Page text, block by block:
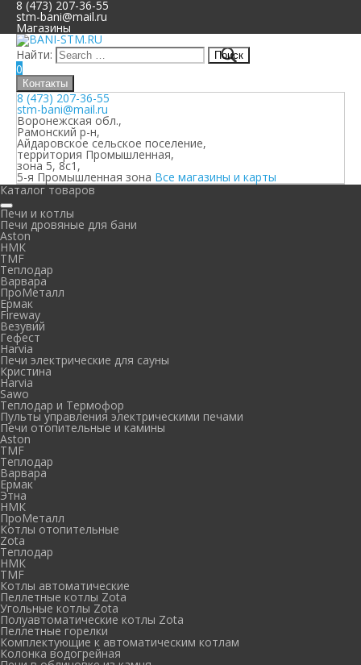
8 (473) 207-36-55
stm-bani@mail.ru
Магазины
Найти:
0
Контакты
8 (473) 207-36-55
stm-bani@mail.ru
Воронежская обл.,
Рамонский р-н,
Айдаровское сельское поселение,
территория Промышленная,
зона 5, 8с1,
5-я Промышленная зона Все магазины и карты
Каталог товаров
Печи и котлы
Печи дровяные для бани
Aston
НМК
TMF
Теплодар
Варвара
ПроМеталл
Ермак
Fireway
Везувий
Гефест
Harvia
Печи электрические для сауны
Кристина
Harvia
Sawo
Теплодар и Термофор
Пульты управления электрическими печами
Печи отопительные и камины
Aston
TMF
Теплодар
Варвара
Ермак
Этна
НМК
ПроМеталл
Котлы отопительные
Zota
Теплодар
НМК
TMF
Котлы автоматические
Пеллетные котлы Zota
Угольные котлы Zota
Полуавтоматические котлы Zota
Пеллетные горелки
Комплектующие к автоматическим котлам
Колонка водогрейная